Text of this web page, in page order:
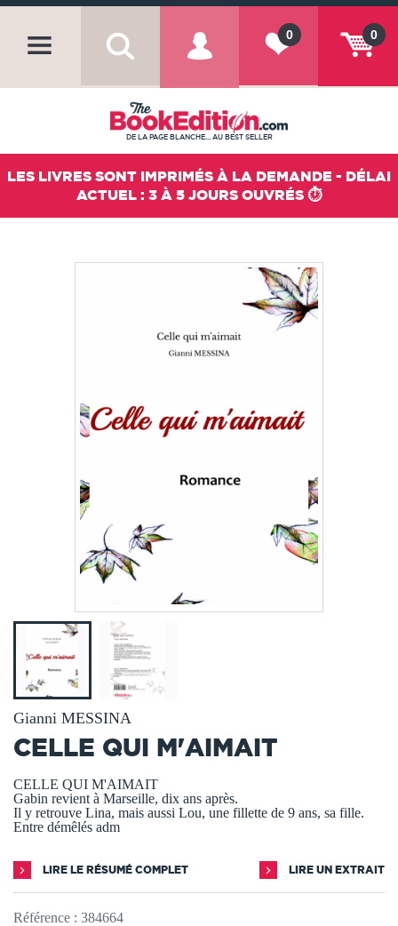
0
0
DE LA PAGE BLANCHE... AU BEST SELLER
LES LIVRES SONT IMPRIMÉS À LA DEMANDE - DÉLAI
ACTUEL : 3 À 5 JOURS OUVRÉS ⏱️
Gianni MESSINA
CELLE QUI M'AIMAIT
CELLE QUI M'AIMAIT
Gabin revient à Marseille, dix ans après.
Il y retrouve Lina, mais aussi Lou, une fillette de 9 ans, sa fille.
Entre démêlés adm
LIRE LE RÉSUMÉ COMPLET LIRE UN EXTRAIT
Référence : 384664